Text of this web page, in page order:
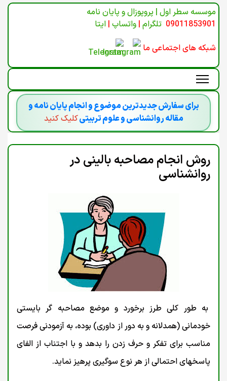
موسسه سطر اول | پروپوزال و پایان نامه
09011853901 تلگرام | واتساپ | ایتا
شبکه های اجتماعی ما
برای سفارش جدیدترین موضوع و انجام پایان نامه و
مقاله روانشناسی و علوم تربیتیکلیک کنید
روش انجام مصاحبه بالینی در
روانشناسی
به طور کلی طرز برخورد و موضع مصاحبه گر بایستی
خودمانی (همدلانه و به دور از داوری) بوده، به آزمودنی فرصت
مناسب برای تفکر و حرف زدن را بدهد و با اجتناب از الفای
پاسخهای احتمالی از هر نوع سوگیری پرهیز نماید.